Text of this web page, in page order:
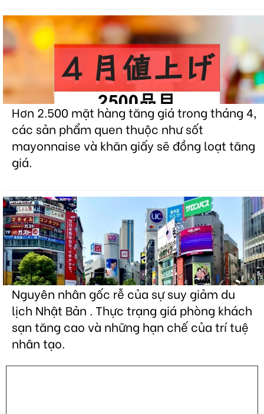
Hơn 2.500 mặt hàng tăng giá trong tháng 4,
các sản phẩm quen thuộc như sốt
mayonnaise và khăn giấy sẽ đồng loạt tăng
giá.
Nguyên nhân gốc rễ của sự suy giảm du
lịch Nhật Bản . Thực trạng giá phòng khách
sạn tăng cao và những hạn chế của trí tuệ
nhân tạo.